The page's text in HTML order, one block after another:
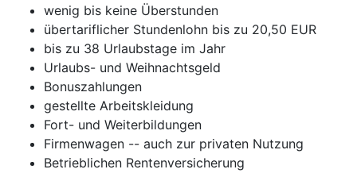
wenig bis keine Überstunden
übertariflicher Stundenlohn bis zu 20,50 EUR
bis zu 38 Urlaubstage im Jahr
Urlaubs- und Weihnachtsgeld
Bonuszahlungen
gestellte Arbeitskleidung
Fort- und Weiterbildungen
Firmenwagen -- auch zur privaten Nutzung
Betrieblichen Rentenversicherung